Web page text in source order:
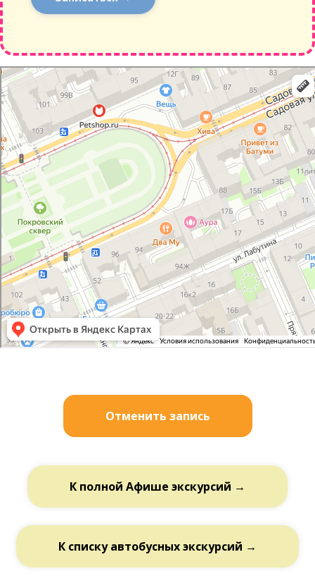
Санкт‑Петербург
Английский проспект, 54: как доехать на автомобиле, общественным
транспортом или пешком – Яндекс Карты
Отменить запись
К полной Афише экскурсий →
К списку автобусных экскурсий →